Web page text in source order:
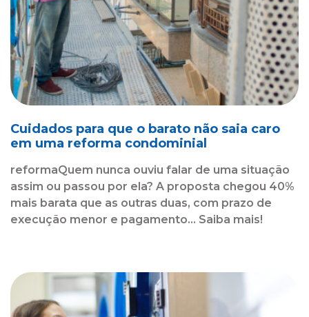
Cuidados para que o barato não saia caro
em uma reforma condominial
reformaQuem nunca ouviu falar de uma situação
assim ou passou por ela? A proposta chegou 40%
mais barata que as outras duas, com prazo de
execução menor e pagamento... Saiba mais!